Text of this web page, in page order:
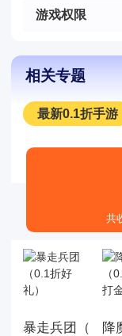
游戏权限
相关专题
最新0.1折手游
共
暴走兵团（0.1折
降